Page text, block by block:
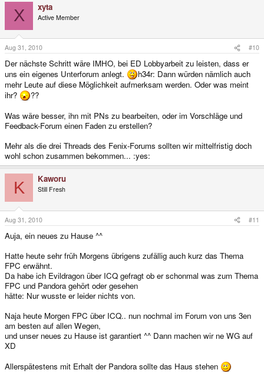
X xyta
Active Member
Aug 31, 2010 #10
Der nächste Schritt wäre IMHO, bei ED Lobbyarbeit zu leisten, dass er
uns ein eigenes Unterforum anlegt.
h34r: Dann würden nämlich auch
mehr Leute auf diese Möglichkeit aufmerksam werden. Oder was meint
ihr?
??
Was wäre besser, ihn mit PNs zu bearbeiten, oder im Vorschläge und
Feedback-Forum einen Faden zu erstellen?
Mehr als die drei Threads des Fenix-Forums sollten wir mittelfristig doch
wohl schon zusammen bekommen... :yes:
K Kaworu
Still Fresh
Aug 31, 2010 #11
Auja, ein neues zu Hause ^^
Hatte heute sehr früh Morgens übrigens zufällig auch kurz das Thema
FPC erwähnt.
Da habe ich Evildragon über ICQ gefragt ob er schonmal was zum Thema
FPC und Pandora gehört oder gesehen
hätte: Nur wusste er leider nichts von.
Naja heute Morgen FPC über ICQ.. nun nochmal im Forum von uns 3en
am besten auf allen Wegen,
und unser neues zu Hause ist garantiert ^^ Dann machen wir ne WG auf
XD
Allerspätestens mit Erhalt der Pandora sollte das Haus stehen